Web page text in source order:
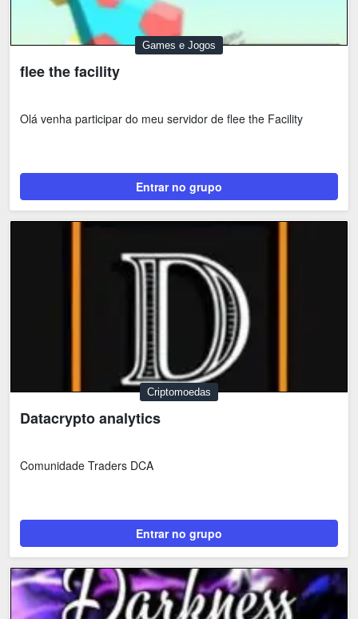
Games e Jogos
flee the facility
Olá venha participar do meu servidor de flee the Facility
Entrar no grupo
Criptomoedas
Datacrypto analytics
Comunidade Traders DCA
Entrar no grupo